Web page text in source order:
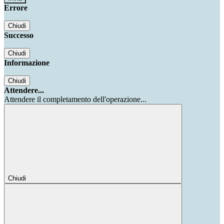
Errore
Chiudi
Successo
Chiudi
Informazione
Chiudi
Attendere...
Attendere il completamento dell'operazione...
Chiudi